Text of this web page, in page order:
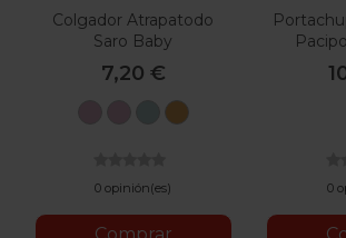
Colgador Atrapatodo
Saro Baby
7,20 €
MentaMostaza
0 opinión(es)
Comprar
0